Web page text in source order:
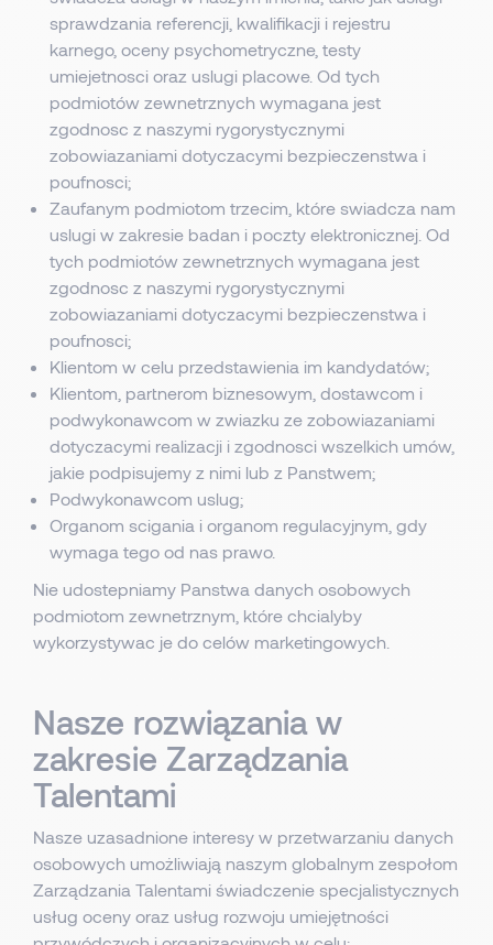
sprawdzania referencji, kwalifikacji i rejestru
karnego, oceny psychometryczne, testy
umiejetnosci oraz uslugi placowe. Od tych
podmiotów zewnetrznych wymagana jest
zgodnosc z naszymi rygorystycznymi
zobowiazaniami dotyczacymi bezpieczenstwa i
poufnosci;
Zaufanym podmiotom trzecim, które swiadcza nam
uslugi w zakresie badan i poczty elektronicznej. Od
tych podmiotów zewnetrznych wymagana jest
zgodnosc z naszymi rygorystycznymi
zobowiazaniami dotyczacymi bezpieczenstwa i
poufnosci;
Klientom w celu przedstawienia im kandydatów;
Klientom, partnerom biznesowym, dostawcom i
podwykonawcom w zwiazku ze zobowiazaniami
dotyczacymi realizacji i zgodnosci wszelkich umów,
jakie podpisujemy z nimi lub z Panstwem;
Podwykonawcom uslug;
Organom scigania i organom regulacyjnym, gdy
wymaga tego od nas prawo.
Nie udostepniamy Panstwa danych osobowych
podmiotom zewnetrznym, które chcialyby
wykorzystywac je do celów marketingowych.
Nasze rozwiązania w
zakresie Zarządzania
Talentami
Nasze uzasadnione interesy w przetwarzaniu danych
osobowych umożliwiają naszym globalnym zespołom
Zarządzania Talentami świadczenie specjalistycznych
usług oceny oraz usług rozwoju umiejętności